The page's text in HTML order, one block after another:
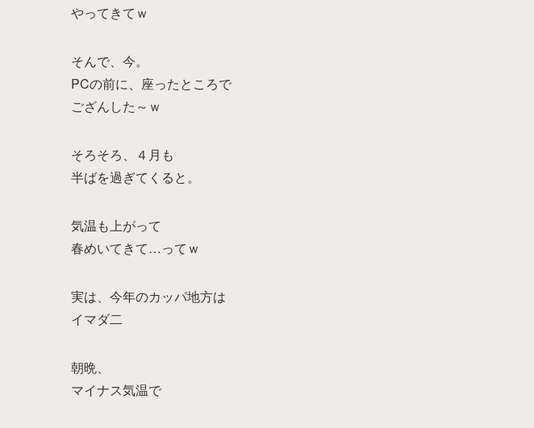
やってきてｗ
そんで、今。
PCの前に、座ったところで
ござんした～ｗ
そろそろ、４月も
半ばを過ぎてくると。
気温も上がって
春めいてきて…ってｗ
実は、今年のカッパ地方は
イマダ二
朝晩、
マイナス気温で